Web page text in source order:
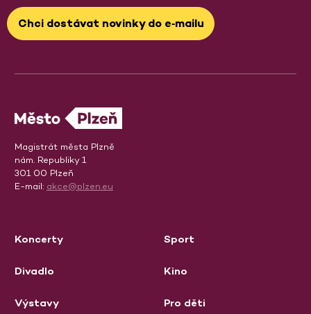
Chci dostávat novinky do e‑mailu
Magistrát města Plzně
nám. Republiky 1
301 00 Plzeň
E-mail: akce@plzen.eu
Koncerty
Divadlo
Výstavy
Sport
Kino
Pro děti